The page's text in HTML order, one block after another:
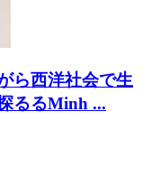
ら西洋社会で生
るるMinh ...